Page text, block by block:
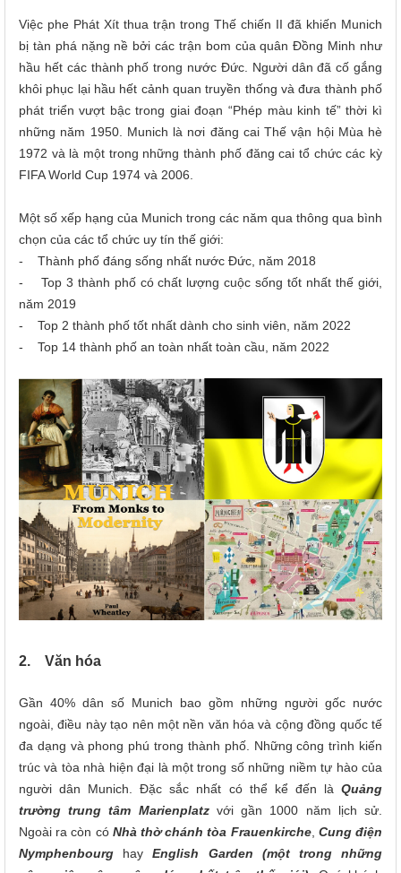
Việc phe Phát Xít thua trận trong Thế chiến II đã khiến Munich
bị tàn phá nặng nề bởi các trận bom của quân Đồng Minh như
hầu hết các thành phố trong nước Đức. Người dân đã cố gắng
khôi phục lại hầu hết cảnh quan truyền thống và đưa thành phố
phát triển vượt bậc trong giai đoạn “Phép màu kinh tế” thời kì
những năm 1950. Munich là nơi đăng cai Thế vận hội Mùa hè
1972 và là một trong những thành phố đăng cai tổ chức các kỳ
FIFA World Cup 1974 và 2006.
Một số xếp hạng của Munich trong các năm qua thông qua bình
chọn của các tổ chức uy tín thế giới:
- Thành phố đáng sống nhất nước Đức, năm 2018
- Top 3 thành phố có chất lượng cuộc sống tốt nhất thế giới,
năm 2019
- Top 2 thành phố tốt nhất dành cho sinh viên, năm 2022
- Top 14 thành phố an toàn nhất toàn cầu, năm 2022
2. Văn hóa
Gần 40% dân số Munich bao gồm những người gốc nước
ngoài, điều này tạo nên một nền văn hóa và cộng đồng quốc tế
đa dạng và phong phú trong thành phố. Những công trình kiến
trúc và tòa nhà hiện đại là một trong số những niềm tự hào của
người dân Munich. Đặc sắc nhất có thể kể đến là Quảng
trường trung tâm Marienplatzvới gần 1000 năm lịch sử.
Ngoài ra còn có Nhà thờ chánh tòa Frauenkirche, Cung điện
Nymphenbourg hayEnglish Garden (một trong những